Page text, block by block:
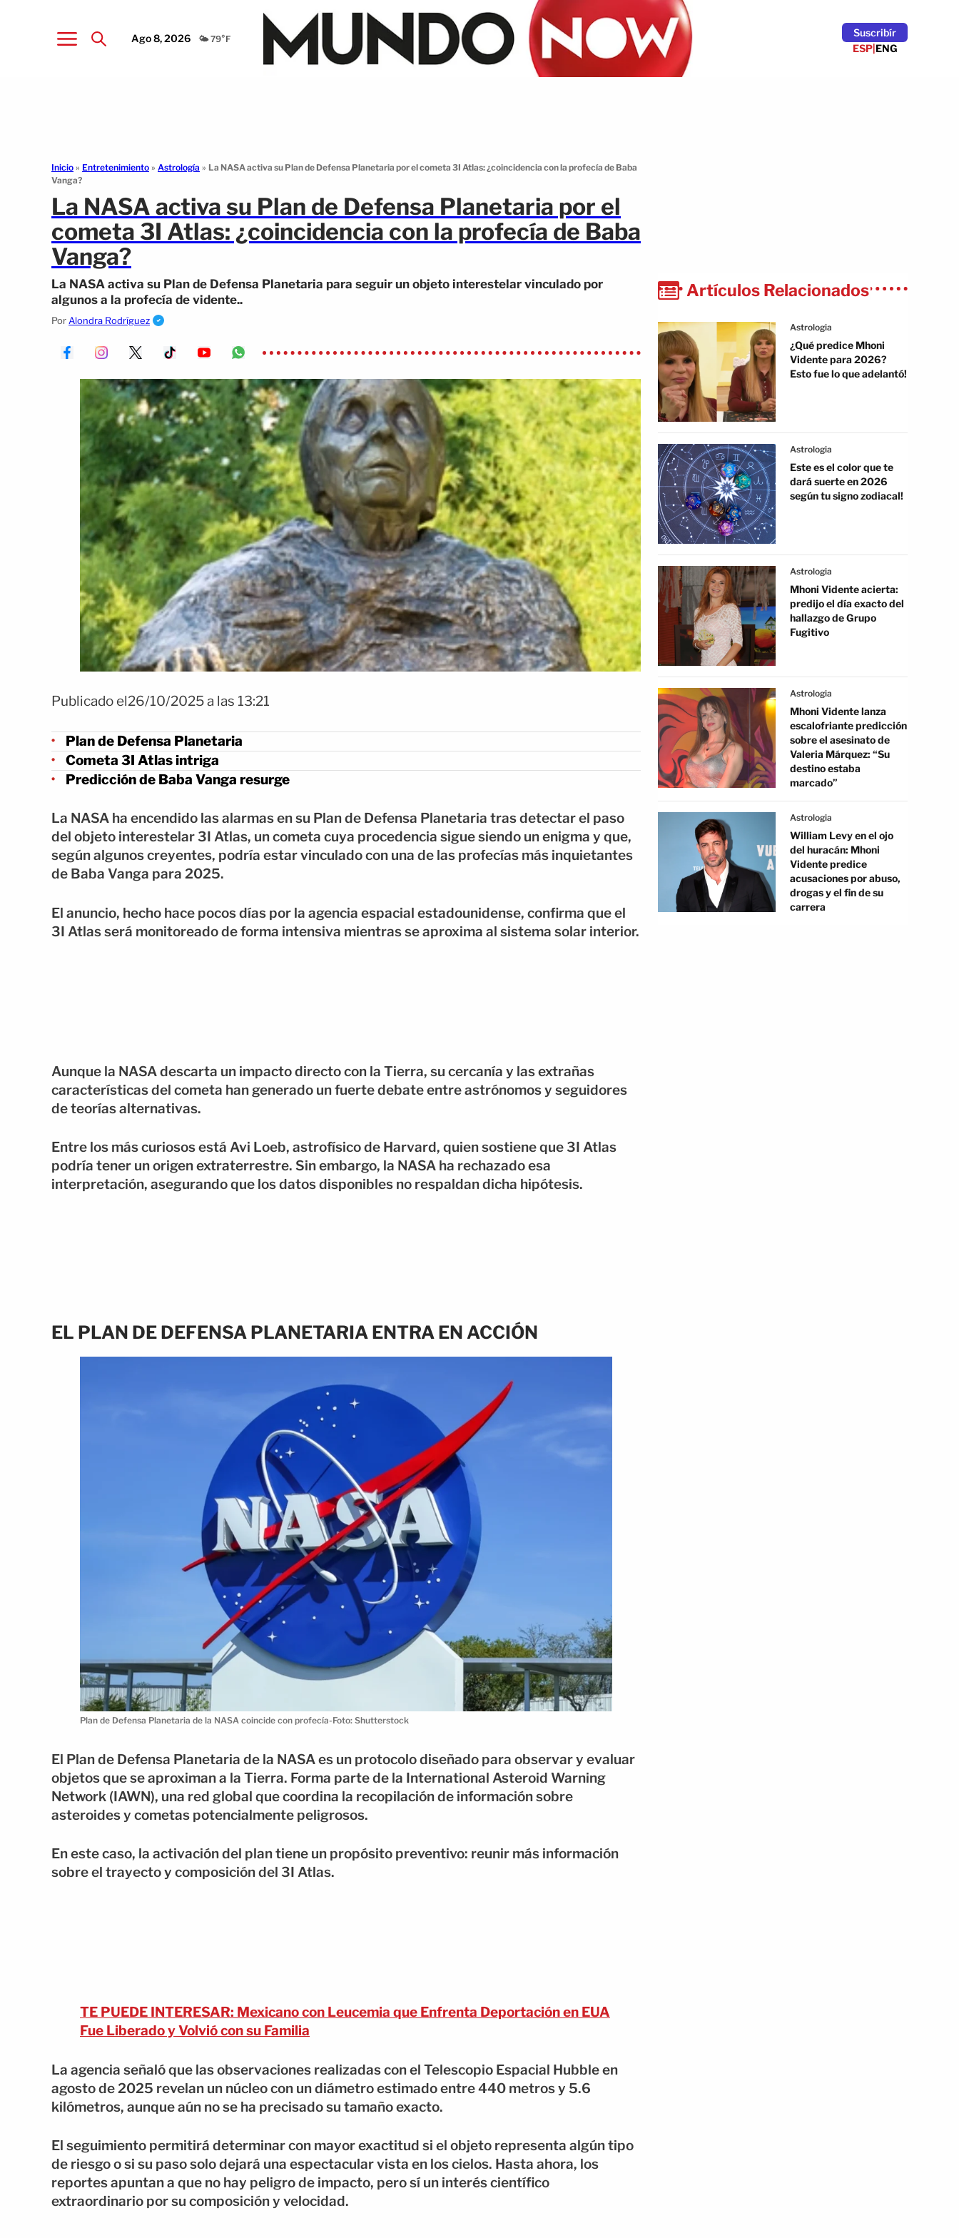
Ago 8, 2026 🌤️ 79°F
Suscribír
ESP|ENG
Inicio » Entretenimiento » Astrología » La NASA activa su Plan de Defensa Planetaria por el cometa 3I Atlas: ¿coincidencia con la profecía de Baba
Vanga?
La NASA activa su Plan de Defensa Planetaria por el
cometa 3I Atlas: ¿coincidencia con la profecía de Baba
Vanga?
La NASA activa su Plan de Defensa Planetaria para seguir un objeto interestelar vinculado por
algunos a la profecía de vidente..
Por Alondra Rodríguez
Publicado el26/10/2025 a las 13:21
Plan de Defensa Planetaria
Cometa 3I Atlas intriga
Predicción de Baba Vanga resurge
La NASA ha encendido las alarmas en su Plan de Defensa Planetaria tras detectar el paso
del objeto interestelar 3I Atlas, un cometa cuya procedencia sigue siendo un enigma y que,
según algunos creyentes, podría estar vinculado con una de las profecías más inquietantes
de Baba Vanga para 2025.
El anuncio, hecho hace pocos días por la agencia espacial estadounidense, confirma que el
3I Atlas será monitoreado de forma intensiva mientras se aproxima al sistema solar interior.
Aunque la NASA descarta un impacto directo con la Tierra, su cercanía y las extrañas
características del cometa han generado un fuerte debate entre astrónomos y seguidores
de teorías alternativas.
Entre los más curiosos está Avi Loeb, astrofísico de Harvard, quien sostiene que 3I Atlas
podría tener un origen extraterrestre. Sin embargo, la NASA ha rechazado esa
interpretación, asegurando que los datos disponibles no respaldan dicha hipótesis.
EL PLAN DE DEFENSA PLANETARIA ENTRA EN ACCIÓN
Plan de Defensa Planetaria de la NASA coincide con profecía-Foto: Shutterstock
El Plan de Defensa Planetaria de la NASA es un protocolo diseñado para observar y evaluar
objetos que se aproximan a la Tierra. Forma parte de la International Asteroid Warning
Network (IAWN), una red global que coordina la recopilación de información sobre
asteroides y cometas potencialmente peligrosos.
En este caso, la activación del plan tiene un propósito preventivo: reunir más información
sobre el trayecto y composición del 3I Atlas.
TE PUEDE INTERESAR: Mexicano con Leucemia que Enfrenta Deportación en EUA
Fue Liberado y Volvió con su Familia
La agencia señaló que las observaciones realizadas con el Telescopio Espacial Hubble en
agosto de 2025 revelan un núcleo con un diámetro estimado entre 440 metros y 5.6
kilómetros, aunque aún no se ha precisado su tamaño exacto.
El seguimiento permitirá determinar con mayor exactitud si el objeto representa algún tipo
de riesgo o si su paso solo dejará una espectacular vista en los cielos. Hasta ahora, los
reportes apuntan a que no hay peligro de impacto, pero sí un interés científico
extraordinario por su composición y velocidad.
Artículos Relacionados
Astrologia
¿Qué predice Mhoni
Vidente para 2026?
Esto fue lo que adelantó!
Astrologia
Este es el color que te
dará suerte en 2026
según tu signo zodiacal!
Astrologia
Mhoni Vidente acierta:
predijo el día exacto del
hallazgo de Grupo
Fugitivo
Astrologia
Mhoni Vidente lanza
escalofriante predicción
sobre el asesinato de
Valeria Márquez: “Su
destino estaba
marcado”
Astrologia
William Levy en el ojo
del huracán: Mhoni
Vidente predice
acusaciones por abuso,
drogas y el fin de su
carrera